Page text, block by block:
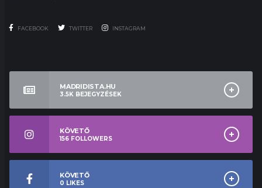
FACEBOOK TWITTER INSTAGRAM
MADRIDISTA.HU
3.5K BEJEGYZÉSEK
KÖVETŐ
156 FOLLOWERS
KÖVETŐ
0 LIKES